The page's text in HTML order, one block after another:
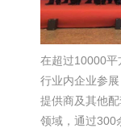
在超过10000平
行业内企业参
提供商及其他
领域，通过300